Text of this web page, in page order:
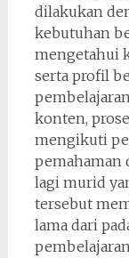
dilakukan
kebutuhan
mengetahui
serta profil
konten,
mengikuti
pemahaman
lagi murid
tersebut
lama dari